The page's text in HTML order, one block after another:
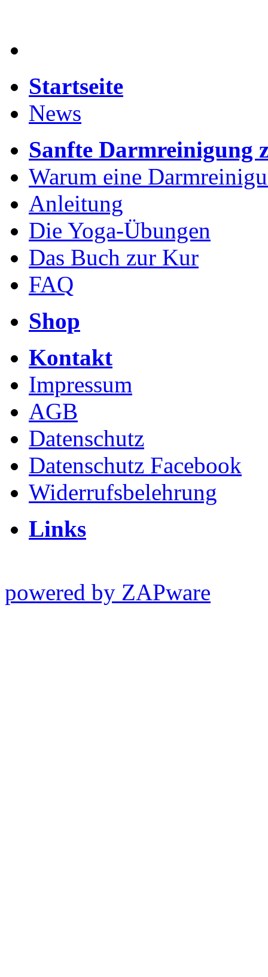
Startseite
News
Sanfte Darmreinigung
Warum eine
Anleitung
Die Yoga-Übungen
Das Buch zur Kur
FAQ
Shop
Kontakt
Impressum
AGB
Datenschutz
Datenschutz Facebook
Widerrufsbelehrung
Links
powered by ZAPware